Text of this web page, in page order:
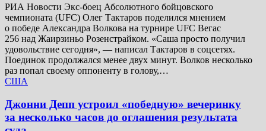
РИА Новости Экс-боец Абсолютного бойцовского
чемпионата (UFC) Олег Тактаров поделился мнением
о победе Александра Волкова на турнире UFC Вегас
256 над Жаирзиньо Розенстрайком. «Саша просто получил
удовольствие сегодня», — написал Тактаров в соцсетях.
Поединок продолжался менее двух минут. Волков несколько
раз попал своему оппоненту в голову,…
США
Джонни Депп устроил «победную» вечеринку
за несколько часов до оглашения результата